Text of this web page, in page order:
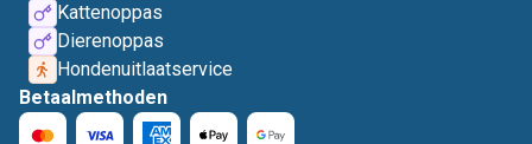
Kattenoppas
Dierenoppas
Hondenuitlaatservice
Betaalmethoden